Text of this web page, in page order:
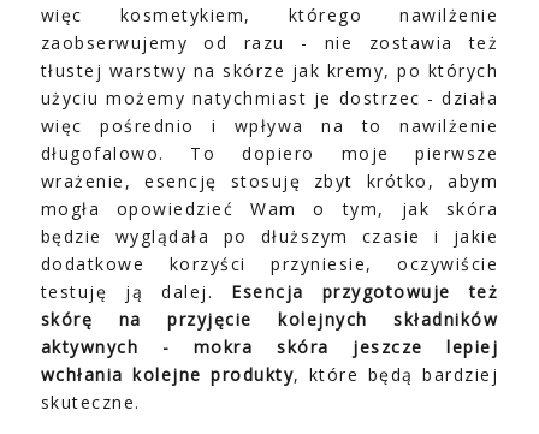
więc kosmetykiem, którego nawilżenie
zaobserwujemy od razu - nie zostawia też
tłustej warstwy na skórze jak kremy, po których
użyciu możemy natychmiast je dostrzec - działa
więc pośrednio i wpływa na to nawilżenie
długofalowo. To dopiero moje pierwsze
wrażenie, esencję stosuję zbyt krótko, abym
mogła opowiedzieć Wam o tym, jak skóra
będzie wyglądała po dłuższym czasie i jakie
dodatkowe korzyści przyniesie, oczywiście
testuję ją dalej.
Esencja przygotowuje też
skórę na przyjęcie kolejnych składników
aktywnych - mokra skóra jeszcze lepiej
wchłania kolejne produkty, które będą bardziej
skuteczne.